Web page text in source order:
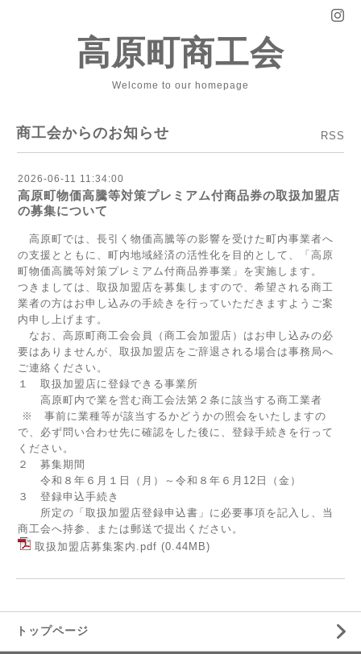
高原町商工会
Welcome to our homepage
商工会からのお知らせ RSS
2026-06-11 11:34:00
高原町物価高騰等対策プレミアム付商品券の取扱加盟店
の募集について
高原町では、長引く物価高騰等の影響を受けた町内事業者へ
の支援とともに、町内地域経済の活性化を目的として、「高原
町物価高騰等対策プレミアム付商品券事業」を実施します。
つきましては、取扱加盟店を募集しますので、希望される商工
業者の方はお申し込みの手続きを行っていただきますようご案
内申し上げます。
なお、高原町商工会会員（商工会加盟店）はお申し込みの必
要はありませんが、取扱加盟店をご辞退される場合は事務局へ
ご連絡ください。
１ 取扱加盟店に登録できる事業所
高原町内で業を営む商工会法第２条に該当する商工業者
※ 事前に業種等が該当するかどうかの照会をいたしますの
で、必ず問い合わせ先に確認をした後に、登録手続きを行って
ください。
２ 募集期間
令和８年６月１日（月）～令和８年６月12日（金）
３ 登録申込手続き
所定の「取扱加盟店登録申込書」に必要事項を記入し、当
商工会へ持参、または郵送で提出ください。
取扱加盟店募集案内.pdf (0.44MB)
トップページ